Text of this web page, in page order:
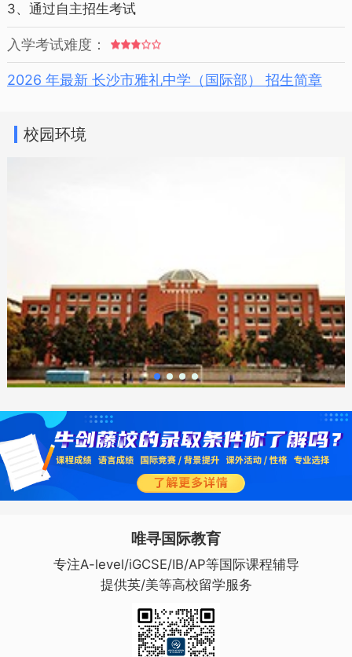
3、通过自主招生考试
入学考试难度：
2026 年最新 长沙市雅礼中学（国际部） 招生简章
校园环境
唯寻国际教育
专注A-level/iGCSE/IB/AP等国际课程辅导
提供英/美等高校留学服务